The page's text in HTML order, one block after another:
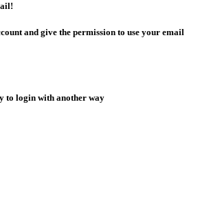
and give the permission to use your email
to login with another way